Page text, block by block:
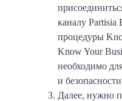
каналу Partisia
процедуры
Know Your
необходимо
и
Далее, нужно